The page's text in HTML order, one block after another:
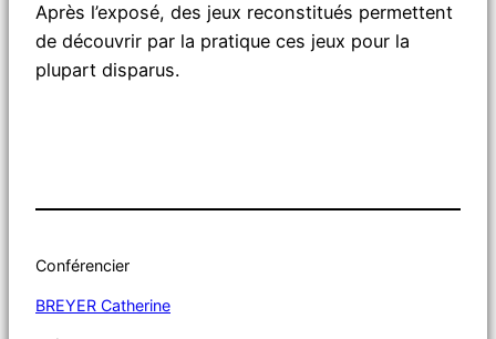
Après l’exposé, des jeux reconstitués permettent
de découvrir par la pratique ces jeux pour la
plupart disparus.
Conférencier
BREYER Catherine